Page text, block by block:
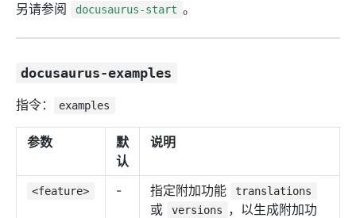
另请参阅
docusaurus-start 。
docusaurus-examples
指令：
examples
参数
默
认
说明
<feature> - 指定附加功能 translations
或 versions
，以生成附加功